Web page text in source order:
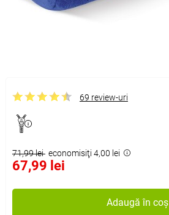
69 review-uri
71,99 lei economisiţi 4,00 lei
67,99 lei
Adaugă în coș